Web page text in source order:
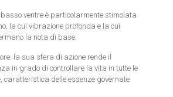
ventre è particolarmente stimolata
la cui vibrazione profonda e la cui
la nota di base.
la sua sfera di azione rende il
in grado di controllare la vita in tutte le
caratteristica delle essenze governate